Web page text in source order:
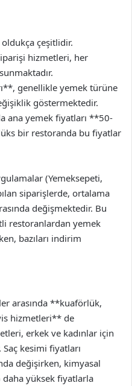
çeşitlidir.
hizmetleri, her
genellikle yemek türüne
göstermektedir.
ana yemek fiyatları **50-
bir restoranda bu fiyatlar
(Yemeksepeti,
siparişlerde, ortalama
değişmektedir. Bu
restoranlardan yemek
bazıları indirim
arasında **kuaförlük,
hizmetleri** de
erkek ve kadınlar için
kesimi fiyatları
değişirken, kimyasal
yüksek fiyatlarla